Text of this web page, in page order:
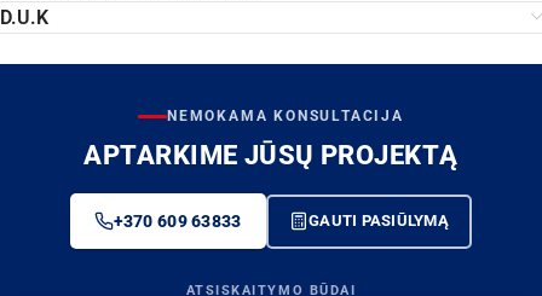
D.U.K
NEMOKAMA KONSULTACIJA
APTARKIME JŪSŲ PROJEKTĄ
+370 609 63833 GAUTI PASIŪLYMĄ
ATSISKAITYMO BŪDAI